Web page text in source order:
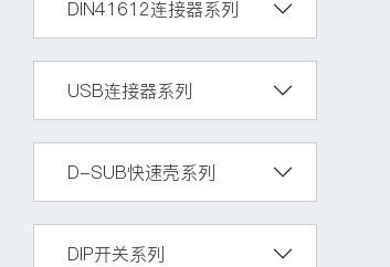
DIN41612连接器系列
USB连接器系列
D-SUB快速壳系列
DIP开关系列